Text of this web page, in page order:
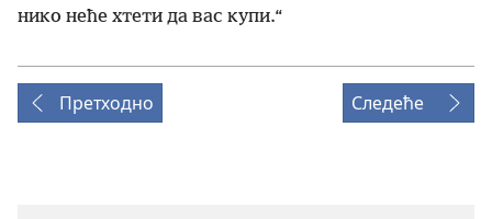
нико неће хтети да вас купи.“
Претходно Следеће